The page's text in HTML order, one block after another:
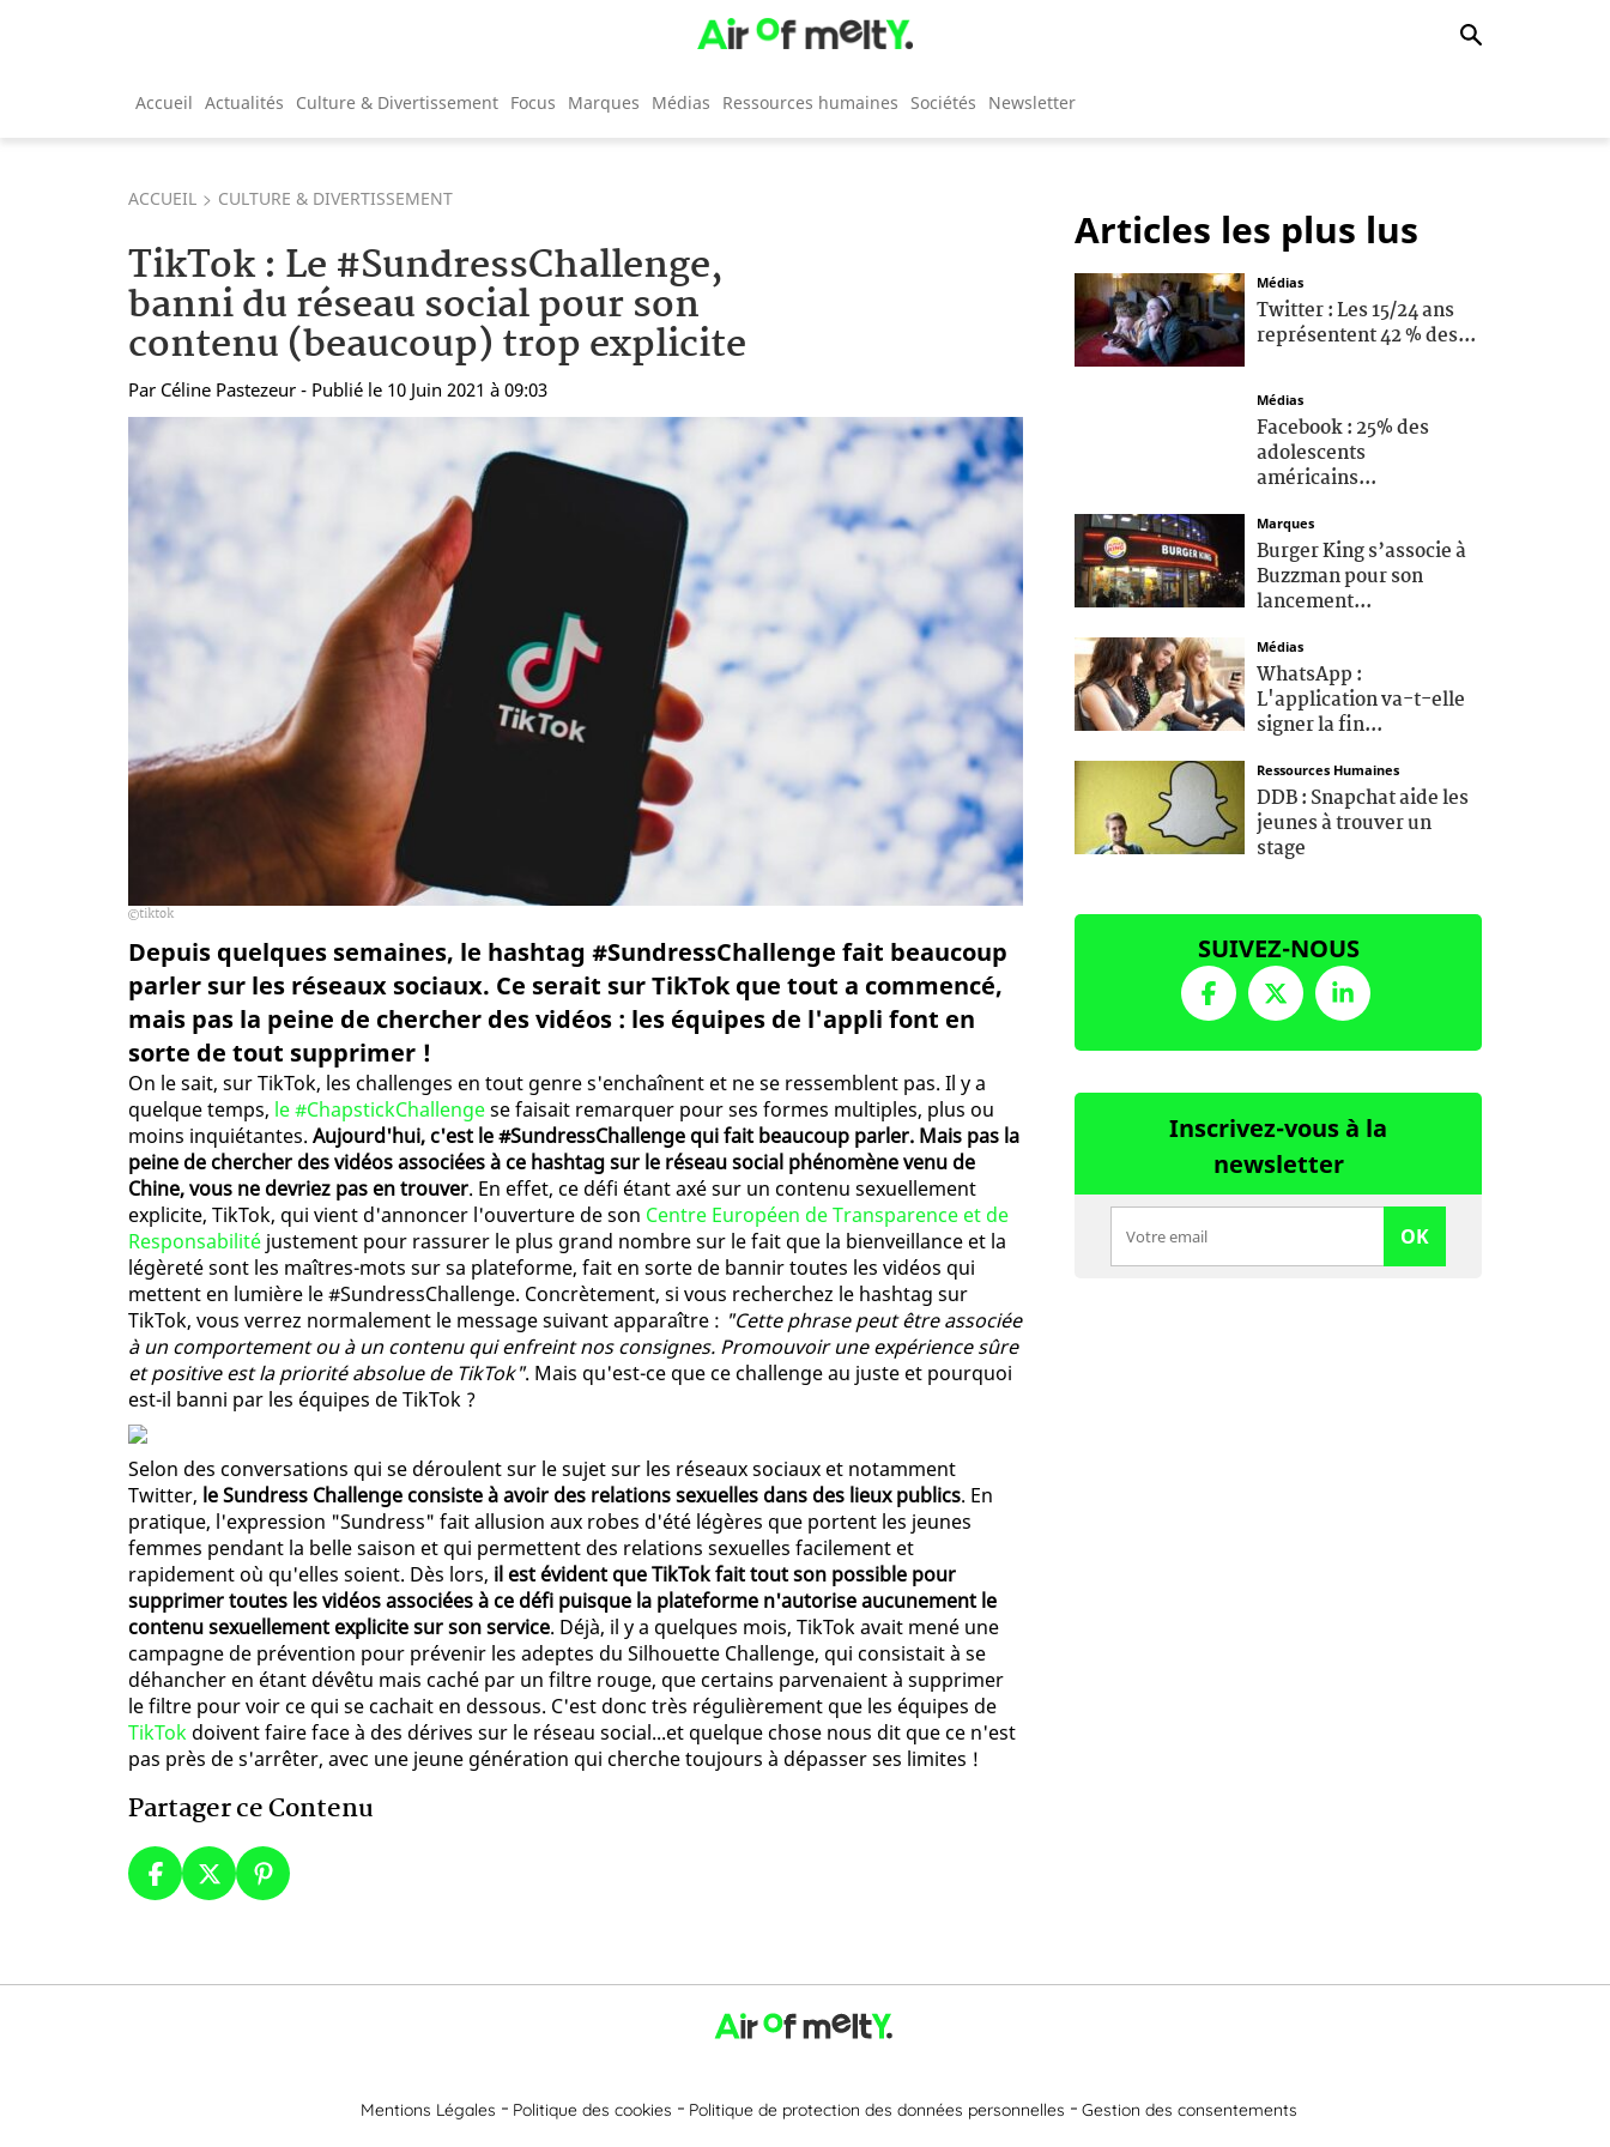
Accueil Actualités Culture & Divertissement Focus Marques Médias Ressources humaines Sociétés Newsletter
ACCUEIL CULTURE & DIVERTISSEMENT
TikTok : Le #SundressChallenge,
banni du réseau social pour son
contenu (beaucoup) trop explicite
Par Céline Pastezeur - Publié le 10 Juin 2021 à 09:03
tiktok
Depuis quelques semaines, le hashtag #SundressChallenge fait beaucoup
parler sur les réseaux sociaux. Ce serait sur TikTok que tout a commencé,
mais pas la peine de chercher des vidéos : les équipes de l'appli font en
sorte de tout supprimer !
On le sait, sur TikTok, les challenges en tout genre s'enchaînent et ne se ressemblent pas. Il y a
quelque temps, le #ChapstickChallengese faisait remarquer pour ses formes multiples, plus ou
moins inquiétantes. Aujourd'hui, c'est le #SundressChallenge qui fait beaucoup parler. Mais pas la
peine de chercher des vidéos associées à ce hashtag sur le réseau social phénomène venu de
Chine, vous ne devriez pas en trouver. En effet, ce défi étant axé sur un contenu sexuellement
explicite, TikTok, qui vient d'annoncer l'ouverture de son Centre Européen de Transparence et de
Responsabilité justement pour rassurer le plus grand nombre sur le fait que la bienveillance et la
légèreté sont les maîtres-mots sur sa plateforme, fait en sorte de bannir toutes les vidéos qui
mettent en lumière le #SundressChallenge. Concrètement, si vous recherchez le hashtag sur
TikTok, vous verrez normalement le message suivant apparaître : "Cette phrase peut être associée
à un comportement ou à un contenu qui enfreint nos consignes. Promouvoir une expérience sûre
et positive est la priorité absolue de TikTok". Mais qu'est-ce que ce challenge au juste et pourquoi
est-il banni par les équipes de TikTok ?
Selon des conversations qui se déroulent sur le sujet sur les réseaux sociaux et notamment
Twitter, le Sundress Challenge consiste à avoir des relations sexuelles dans des lieux publics. En
pratique, l'expression "Sundress" fait allusion aux robes d'été légères que portent les jeunes
femmes pendant la belle saison et qui permettent des relations sexuelles facilement et
rapidement où qu'elles soient. Dès lors, il est évident que TikTok fait tout son possible pour
supprimer toutes les vidéos associées à ce défi puisque la plateforme n'autorise aucunement le
contenu sexuellement explicite sur son service. Déjà, il y a quelques mois, TikTok avait mené une
campagne de prévention pour prévenir les adeptes du Silhouette Challenge, qui consistait à se
déhancher en étant dévêtu mais caché par un filtre rouge, que certains parvenaient à supprimer
le filtre pour voir ce qui se cachait en dessous. C'est donc très régulièrement que les équipes de
TikTok doivent faire face à des dérives sur le réseau social...et quelque chose nous dit que ce n'est
pas près de s'arrêter, avec une jeune génération qui cherche toujours à dépasser ses limites !
Partager ce Contenu
Articles les plus lus
Médias
Twitter : Les 15/24 ans
représentent 42 % des...
Médias
Facebook : 25% des
adolescents
américains...
Marques
Burger King s’associe à
Buzzman pour son
lancement...
Médias
WhatsApp :
L'application va-t-elle
signer la fin...
Ressources Humaines
DDB : Snapchat aide les
jeunes à trouver un
stage
SUIVEZ-NOUS
Inscrivez-vous à la
newsletter
OK
Mentions Légales Politique des cookies Politique de protection des données personnelles Gestion des consentements